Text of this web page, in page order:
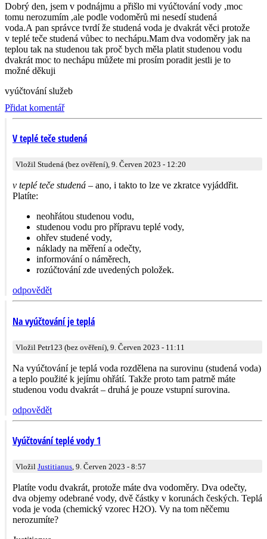
Dobrý den, jsem v podnájmu a přišlo mi vyúčtování vody ,moc
tomu nerozumím ,ale podle vodoměrů mi nesedí studená
voda.A pan správce tvrdí že studená voda je dvakrát věci protože
v teplé teče studená vůbec to nechápu.Mam dva vodoměry jak na
teplou tak na studenou tak proč bych měla platit studenou vodu
dvakrát moc to nechápu můžete mi prosím poradit jestli je to
možné děkuji
vyúčtování služeb
Přidat komentář
V teplé teče studená
Vložil Studená (bez ověření), 9. Červen 2023 - 12:20
v teplé teče studená – ano, i takto to lze ve zkratce vyjáddřit.
Platíte:
neohřátou studenou vodu,
studenou vodu pro přípravu teplé vody,
ohřev studené vody,
náklady na měření a odečty,
informování o náměrech,
rozúčtování zde uvedených položek.
odpovědět
Na vyúčtování je teplá
Vložil Petr123 (bez ověření), 9. Červen 2023 - 11:11
Na vyúčtování je teplá voda rozdělena na surovinu (studená voda)
a teplo použité k jejímu ohřátí. Takže proto tam patrně máte
studenou vodu dvakrát – druhá je pouze vstupní surovina.
odpovědět
Vyúčtování teplé vody 1
Vložil Justitianus, 9. Červen 2023 - 8:57
Platíte vodu dvakrát, protože máte dva vodoměry. Dva odečty,
dva objemy odebrané vody, dvě částky v korunách českých. Teplá
voda je voda (chemický vzorec H2O). Vy na tom něčemu
nerozumíte?